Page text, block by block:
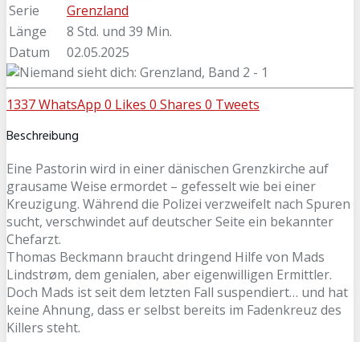
Serie
Grenzland
Länge
8 Std. und 39 Min.
Datum
02.05.2025
1337WhatsApp 0 Likes 0 Shares 0 Tweets
Beschreibung
Eine Pastorin wird in einer dänischen Grenzkirche auf
grausame Weise ermordet – gefesselt wie bei einer
Kreuzigung. Während die Polizei verzweifelt nach Spuren
sucht, verschwindet auf deutscher Seite ein bekannter
Chefarzt.
Thomas Beckmann braucht dringend Hilfe von Mads
Lindstrøm, dem genialen, aber eigenwilligen Ermittler.
Doch Mads ist seit dem letzten Fall suspendiert… und hat
keine Ahnung, dass er selbst bereits im Fadenkreuz des
Killers steht.